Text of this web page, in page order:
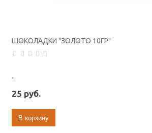
ШОКОЛАДКИ "ЗОЛОТО 10ГР"
..
25 руб.
В корзину